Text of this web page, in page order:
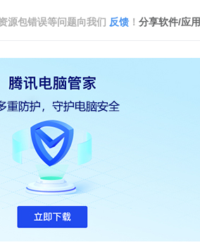
分享软件/应用
源包错误等问题向我们 反馈 ！